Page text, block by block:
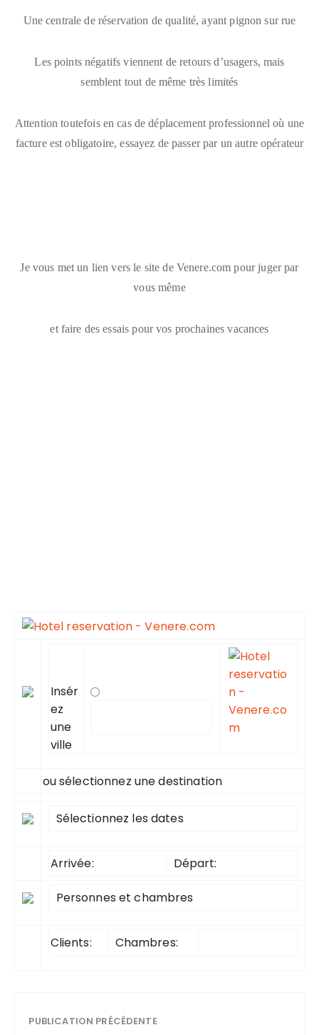
Une centrale de réservation de qualité, ayant pignon sur rue
Les points négatifs viennent de retours d’usagers, mais
semblent tout de même très limités
Attention toutefois en cas de déplacement professionnel où une
facture est obligatoire, essayez de passer par un autre opérateur
Je vous met un lien vers le site de Venere.com pour juger par
vous même
et faire des essais pour vos prochaines vacances
Insér
ez
une
ville
ou sélectionnez une destination
Sélectionnez les dates
Arrivée: Départ:
Personnes et chambres
Clients: Chambres:
PUBLICATION PRÉCÉDENTE